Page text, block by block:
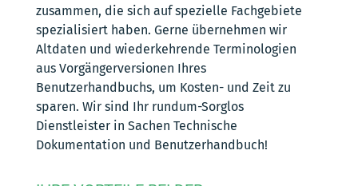
zusammen, die sich auf spezielle Fachgebiete
spezialisiert haben. Gerne übernehmen wir
Altdaten und wiederkehrende Terminologien
aus Vorgängerversionen Ihres
Benutzerhandbuchs, um Kosten- und Zeit zu
sparen. Wir sind Ihr rundum-Sorglos
Dienstleister in Sachen Technische
Dokumentation und Benutzerhandbuch!